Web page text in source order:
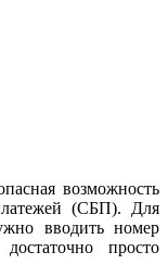
возможность
(СБП). Для
вводить номер
просто